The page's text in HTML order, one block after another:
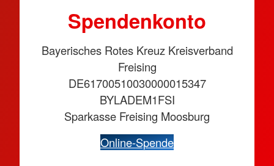
Spendenkonto
Bayerisches Rotes Kreuz Kreisverband
Freising
DE61700510030000015347
BYLADEM1FSI
Sparkasse Freising Moosburg
Online-Spende